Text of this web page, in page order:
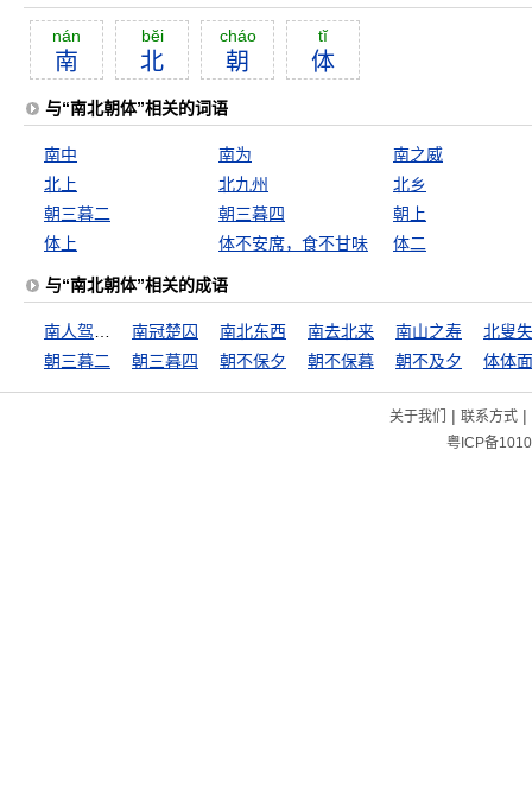
nán
南
bĕi
北
cháo
朝
tĭ
体
与“南北朝体”相关的词语
南中 南为
南之威
北上
北九州
北乡
朝三暮二
朝三暮四
朝上
体上
体不安席，食不甘味 体二
与“南北朝体”相关的成语
南冠楚囚 南北东西 南去北来 南山之寿
北叟
朝三暮二
朝三暮四 朝不保夕 朝不保暮 朝不及夕 体体
关于我们 | 联系方式|
粤ICP备